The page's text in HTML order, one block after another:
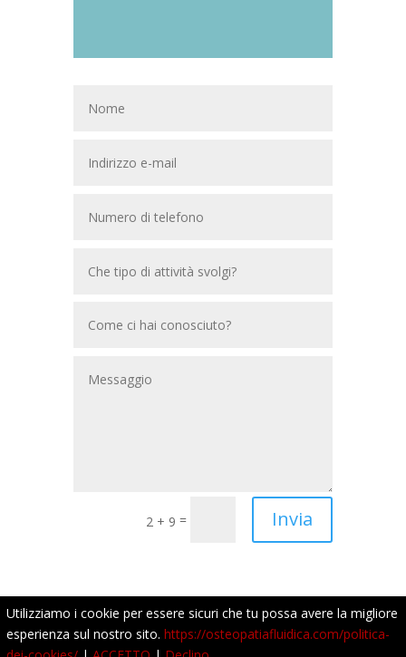
2 + 9 = Invia
Utilizziamo i cookie per essere sicuri che tu possa avere la migliore
esperienza sul nostro sito. https://osteopatiafluidica.com/politica-